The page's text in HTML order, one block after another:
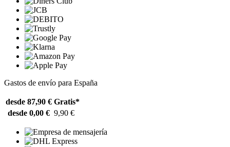
Gastos de envío para España
desde 87,90 € Gratis*
desde 0,00 € 9,90 €